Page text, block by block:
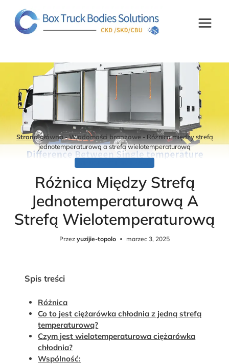
treści
Strona główna-Wiadomości branżowe-Różnica między strefą
jednotemperaturową a strefą wielotemperaturową
Różnica Między Strefą
Jednotemperaturową A
Strefą Wielotemperaturową
Przez yuzijie-topolo marzec 3, 2025
Spis treści
Różnica
Co to jest ciężarówka chłodnia z jedną strefą
temperaturową?
Czym jest wielotemperaturowa ciężarówka
chłodnia?
Wspólność: